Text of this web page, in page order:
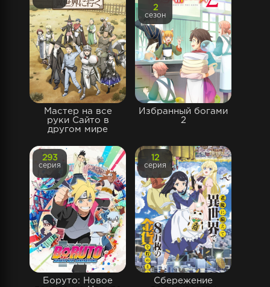
Мастер на все
руки Сайто в
другом мире
Избранный богами
2
2
сезон
Боруто: Новое
293
серия
Сбережение
12
серия